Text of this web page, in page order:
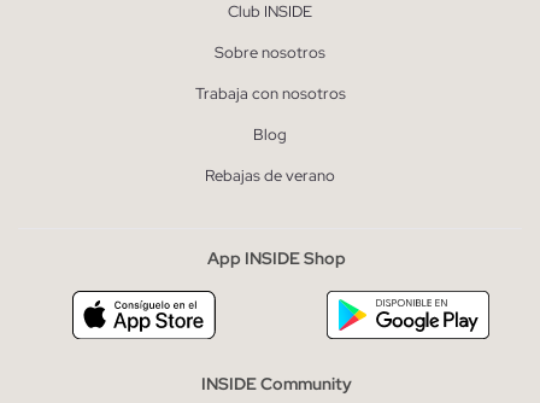
Club INSIDE
Sobre nosotros
Trabaja con nosotros
Blog
Rebajas de verano
App INSIDE Shop
INSIDE Community